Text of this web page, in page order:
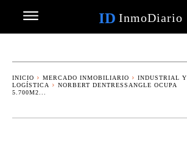
ID InmoDiario
INICIO MERCADO INMOBILIARIO
INDUSTRIAL Y
LOGÍSTICA
NORBERT DENTRESSANGLE OCUPA
5.700M2...